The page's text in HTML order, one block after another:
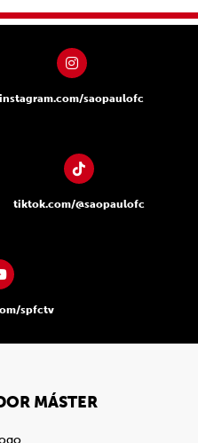
instagram.com/saopaulofc
tiktok.com/@saopaulofc
spfctv
MÁSTER